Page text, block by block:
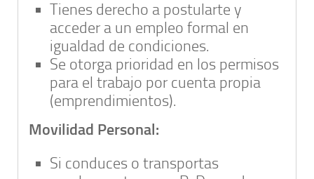
Tienes derecho a postularte y
acceder a un empleo formal en
igualdad de condiciones.
Se otorga prioridad en los permisos
para el trabajo por cuenta propia
(emprendimientos).
Movilidad Personal:
Si conduces o transportas